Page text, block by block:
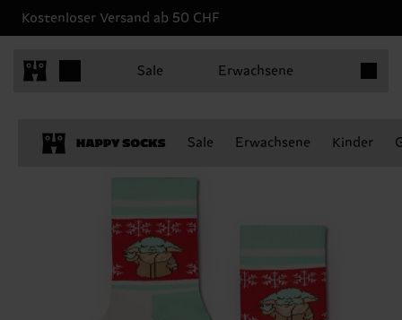
Kostenloser Versand ab 50 CHF
Sale Erwachsene
Sale Erwachsene Kinder